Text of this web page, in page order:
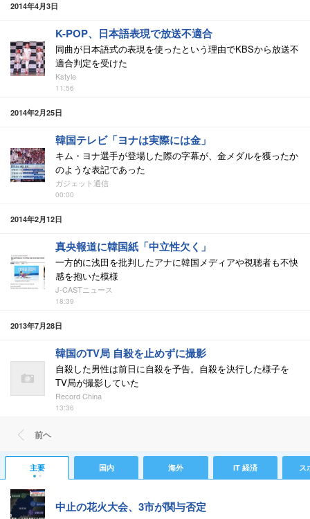
2014年4月3日
K-POP、日本語表現で放送不適合
同曲が日本語式の表現を使ったという理由でKBSから放送不
適合判定を受けた
Kstyle
11:56
2014年2月25日
韓国テレビ「ヨナは実際には金」
キム・ヨナ選手が登場した際の字幕が、金メダルを獲ったか
のような表記であった
ガジェット通信
00:00
2014年2月12日
真央報道に韓国紙「中立性欠く」
一方的に浅田を批判したアナに韓国メディアや視聴者も不快
感を抱いた模様
J-CASTニュース
18:39
2013年7月28日
韓国のTV局 自殺を止めずに撮影
自殺した男性は前日に自殺を予告。自殺を決行した様子を
TV局が撮影していた
Record China
13:36
前ヘ
主要 国内 海外 IT 経済 ス
中止の花火大会、3市が関与否定